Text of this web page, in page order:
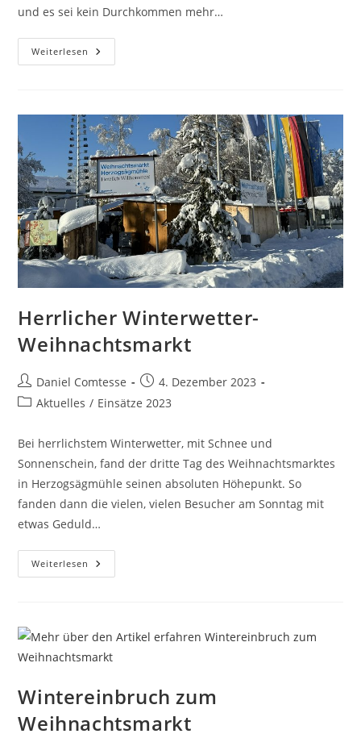
und es sei kein Durchkommen mehr…
Weiterlesen 21.12.2023
–
Herrlicher Winterwetter-
Weihnachtsmarkt
Beitrags-
Autor:
Daniel Comtesse
Beitrag
veröffentlicht:
4. Dezember 2023
Beitrags-
Aktuelles / Einsätze 2023
Bei herrlichstem Winterwetter, mit Schnee und
Sonnenschein, fand der dritte Tag des Weihnachtsmarktes
in Herzogsägmühle seinen absoluten Höhepunkt. So
fanden dann die vielen, vielen Besucher am Sonntag mit
etwas Geduld…
Weiterlesen Herrlicher
Winterwetter-
Wintereinbruch zum
Weihnachtsmarkt